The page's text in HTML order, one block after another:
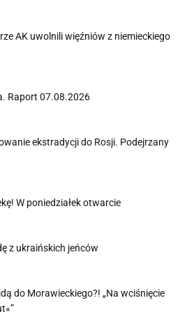
AK uwolnili więźniów z niemieckiego
Raport 07.08.2026
ekstradycji do Rosji. Podejrzany
W poniedziałek otwarcie
z ukraińskich jeńców
do Morawieckiego?! „Na wciśnięcie